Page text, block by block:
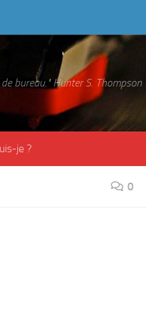
bureau." Hunter S. Thompson
je ?
0